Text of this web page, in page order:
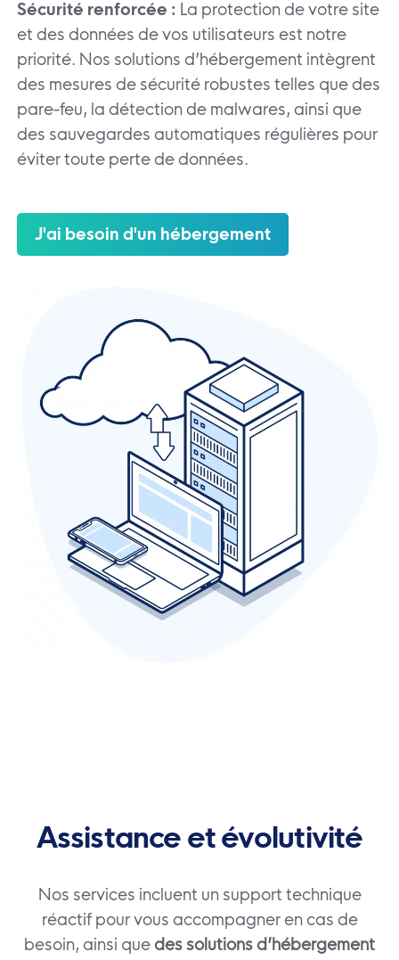
Sécurité renforcée : La protection de votre site
et des données de vos utilisateurs est notre
priorité. Nos solutions d’hébergement intègrent
des mesures de sécurité robustes telles que des
pare-feu, la détection de malwares, ainsi que
des sauvegardes automatiques régulières pour
éviter toute perte de données.
J'ai besoin d'un hébergement
Assistance et évolutivité
Nos services incluent un support technique
réactif pour vous accompagner en cas de
besoin, ainsi que des solutions d’hébergement